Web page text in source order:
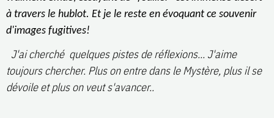
à travers le hublot. Et je le reste en évoquant ce souvenir
d'images fugitives!
J'ai cherché quelques pistes de réflexions... J'aime
toujours chercher. Plus on entre dans le Mystère, plus il se
dévoile et plus on veut s'avancer..